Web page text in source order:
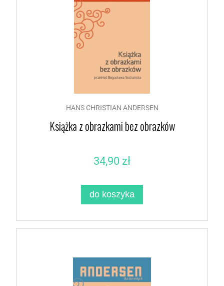
HANS CHRISTIAN ANDERSEN
Książka z obrazkami bez obrazków
34,90 zł
do koszyka